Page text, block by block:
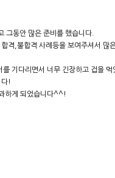
그동안 많은 준비를 했습니다.
격,불합격 사례등을 보여주셔서
기다리면서 너무 긴장하고 겁을
다!
하게 되었습니다^^!